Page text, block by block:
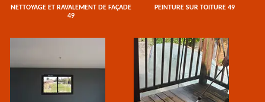
NETTOYAGE ET RAVALEMENT DE FAÇADE
49
PEINTURE SUR TOITURE 49